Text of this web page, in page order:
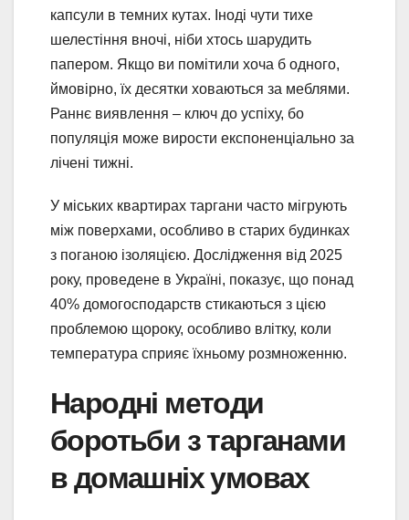
капсули в темних кутах. Іноді чути тихе
шелестіння вночі, ніби хтось шарудить
папером. Якщо ви помітили хоча б одного,
ймовірно, їх десятки ховаються за меблями.
Раннє виявлення – ключ до успіху, бо
популяція може вирости експоненціально за
лічені тижні.
У міських квартирах таргани часто мігрують
між поверхами, особливо в старих будинках
з поганою ізоляцією. Дослідження від 2025
року, проведене в Україні, показує, що понад
40% домогосподарств стикаються з цією
проблемою щороку, особливо влітку, коли
температура сприяє їхньому розмноженню.
Народні методи
боротьби з тарганами
в домашніх умовах